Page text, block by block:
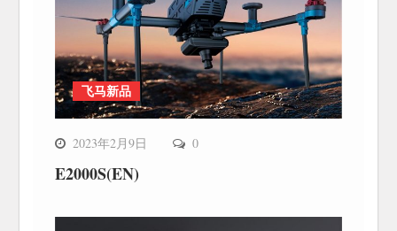
飞马新品
2023年2月9日 0
E2000S(EN)